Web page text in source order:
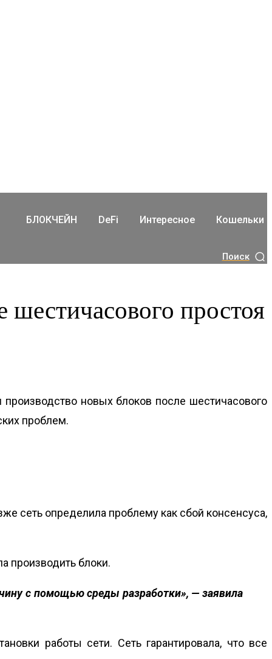
БЛОКЧЕЙН DeFi Интересное Кошельки
Поиск
шестичасового простоя
производство новых блоков после шестичасового
проблем.
сеть определила проблему как сбой консенсуса,
производить блоки.
с помощью среды разработки», — заявила
работы сети. Сеть гарантировала, что все